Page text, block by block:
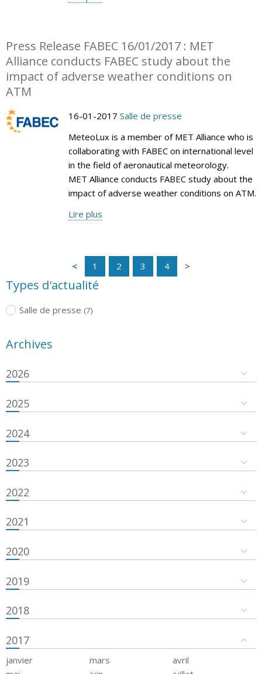
Press Release FABEC 16/01/2017 : MET
Alliance conducts FABEC study about the
impact of adverse weather conditions on
ATM
16-01-2017 Salle de presse
MeteoLux is a member of MET Alliance who is
collaborating with FABEC on international level
in the field of aeronautical meteorology.
MET Alliance conducts FABEC study about the
impact of adverse weather conditions on ATM.
Lire plus
1 2 3 4
Types d'actualité
Salle de presse (7)
Archives
2026
2025
2024
2023
2022
2021
2020
2019
2018
2017
janvier mars
avril